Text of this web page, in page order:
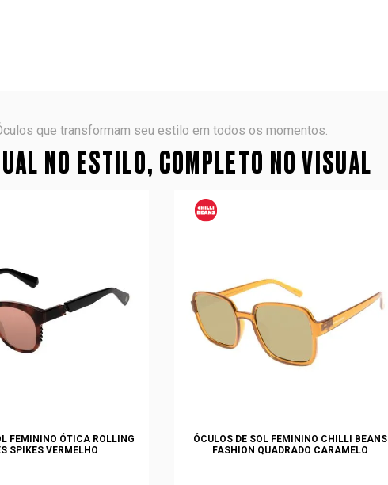
que transformam seu estilo em todos os momentos.
NO ESTILO, COMPLETO NO VISUAL
FEMININO ÓTICA ROLLING
SPIKES VERMELHO
ÓCULOS DE SOL FEMININO CHILLI BEANS
FASHION QUADRADO CARAMELO